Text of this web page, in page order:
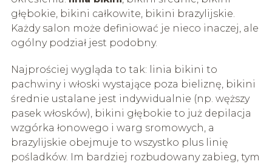
głębokie, bikini całkowite, bikini brazylijskie.
Każdy salon może definiować je nieco inaczej, ale
ogólny podział jest podobny.
Najprościej wygląda to tak: linia bikini to
pachwiny i włoski wystające poza bieliznę, bikini
średnie ustalane jest indywidualnie (np. węższy
pasek włosków), bikini głębokie to już depilacja
wzgórka łonowego i warg sromowych, a
brazylijskie obejmuje to wszystko plus linię
pośladków. Im bardziej rozbudowany zabieg, tym